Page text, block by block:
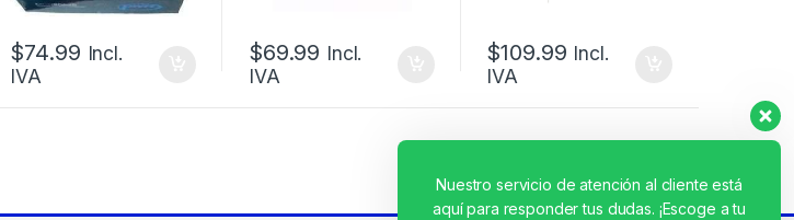
$74.99 Incl.
IVA
$69.99 Incl.
IVA
$109.99 Incl.
IVA
Nuestro servicio de atención al cliente está
aquí para responder tus dudas. ¡Escoge a tu